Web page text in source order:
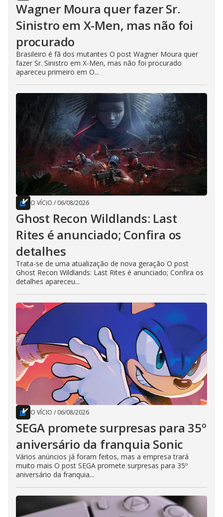
Wagner Moura quer fazer Sr.
Sinistro em X-Men, mas não foi
procurado
Brasileiro é fã dos mutantes O post Wagner Moura quer
fazer Sr. Sinistro em X-Men, mas não foi procurado
apareceu primeiro em O...
O VÍCIO / 06/08/2026
Ghost Recon Wildlands: Last
Rites é anunciado; Confira os
detalhes
Trata-se de uma atualização de nova geração O post
Ghost Recon Wildlands: Last Rites é anunciado; Confira os
detalhes apareceu...
O VÍCIO / 06/08/2026
SEGA promete surpresas para 35º
aniversário da franquia Sonic
Vários anúncios já foram feitos, mas a empresa trará
muito mais O post SEGA promete surpresas para 35º
aniversário da franquia...